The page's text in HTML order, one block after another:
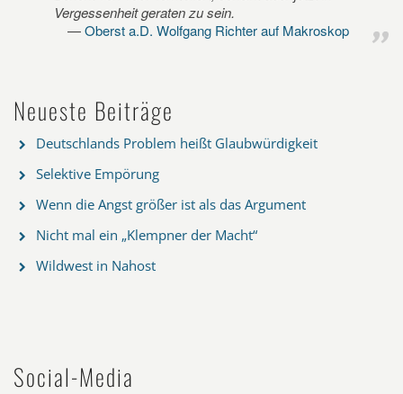
Vergessenheit geraten zu sein.
Oberst a.D. Wolfgang Richter auf Makroskop
Neueste Beiträge
Deutschlands Problem heißt Glaubwürdigkeit
Selektive Empörung
Wenn die Angst größer ist als das Argument
Nicht mal ein „Klempner der Macht“
Wildwest in Nahost
Social-Media